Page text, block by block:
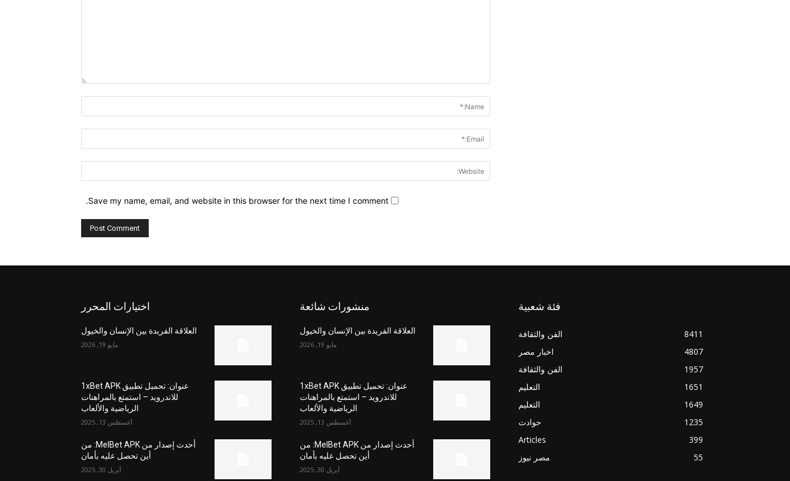
Save my name, email, and website in this browser for the next time I comment.
اختيارات المحرر
العلاقة الفريدة بين الإنسان والخيول
مايو 19, 2026
عنوان: تحميل تطبيق 1xBet APK
للاندرويد – استمتع بالمراهنات
الرياضية والألعاب
أغسطس 13, 2025
أحدث إصدار من MelBet APK: من
أين تحصل عليه بأمان
أبريل 30, 2025
منشورات شائعة
العلاقة الفريدة بين الإنسان والخيول
مايو 19, 2026
عنوان: تحميل تطبيق 1xBet APK
للاندرويد – استمتع بالمراهنات
الرياضية والألعاب
أغسطس 13, 2025
أحدث إصدار من MelBet APK: من
أين تحصل عليه بأمان
أبريل 30, 2025
فئة شعبية
الفن والثقافة
8411
اخبار مصر
4807
الفن والثقافة
1957
التعليم
1651
التعليم
1649
حوادث
1235
Articles
399
مصر نيوز
55